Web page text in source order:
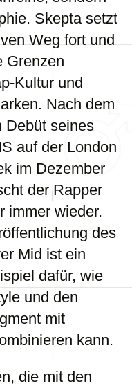
Skepta setzt
Weg fort und
Grenzen
Kultur und
Nach dem
Debüt seines
auf der London
im Dezember
der Rapper
immer wieder.
des
Mid ist ein
dafür, wie
und den
mit
kann.
die mit den